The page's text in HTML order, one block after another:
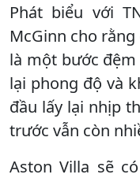
Phát biểu với
McGinn cho
là một bước
lại phong độ và
đầu lấy lại nhịp
trước vẫn còn
Aston Villa sẽ